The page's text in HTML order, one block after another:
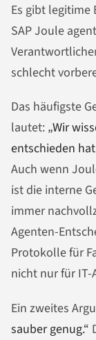
Es gibt legitime
SAP Joule
schlecht
Das häufigste
lautet: „Wir
entschieden
Auch wenn
ist die interne
immer
Agenten-
Protokolle für
nicht nur für
Ein zweites
sauber genug.“